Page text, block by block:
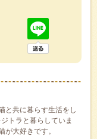
と共に暮らす生活をし
トラと暮らしていま
が大好きです。